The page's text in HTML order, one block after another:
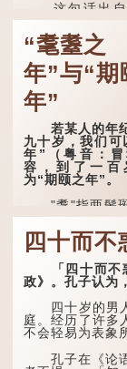
这句话出自
《四民月令》：
冷飕飕；夜立
头”。到了清代
《清嘉录》里记
时，也引用了这
过当地百姓的
是“朝立秋，渹
秋，热吽吽”。
有不同，但意思
那么，这句话
准呢？它反映了
朴素观察：如
确...
“耄耋之
年”与“期
年”
若某人的年纪
九十岁，我们可
年”（粤音：
容，到了一百
为“期颐之年”。
"耄"指两鬓斑
家，亦含有思想
思；"耋"更有跌
也是用来形容老
曹操《对酒
道："耄耋皆得
到了一百岁
颐"。 《礼
四十而
「四十而不惑
政》。孔子认为
四十岁的男人
庭。经历了许多
不会轻易为表象
孔子在《论语